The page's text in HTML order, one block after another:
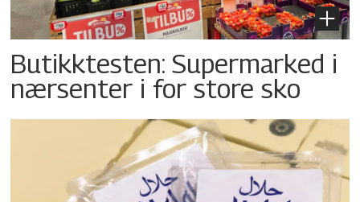
Butikktesten: Supermarked i
nærsenter i for store sko